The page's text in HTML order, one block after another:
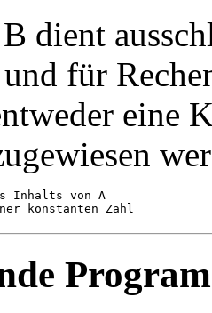
dient
für
eine
Inhalts von A